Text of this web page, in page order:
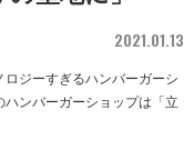
2021.01.13
ジーすぎるハンバーガーシ
ンバーガーショップは「立